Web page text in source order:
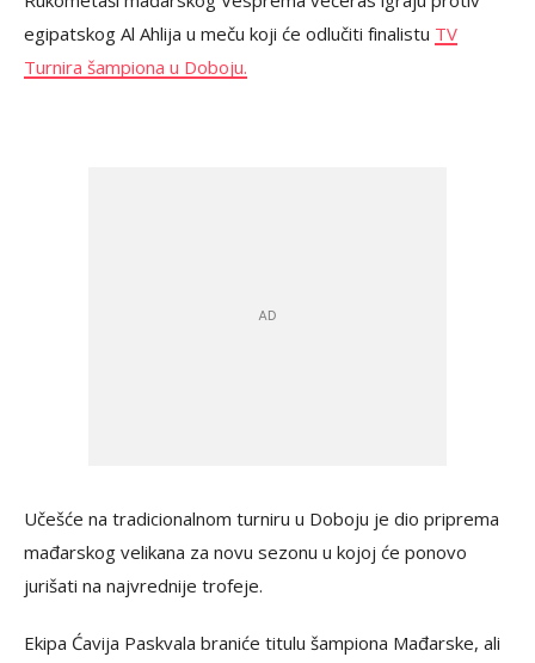
egipatskog Al Ahlija u meču koji će odlučiti finalistu TV
Turnira šampiona u Doboju.
Učešće na tradicionalnom turniru u Doboju je dio priprema
mađarskog velikana za novu sezonu u kojoj će ponovo
jurišati na najvrednije trofeje.
Ekipa Ćavija Paskvala braniće titulu šampiona Mađarske, ali